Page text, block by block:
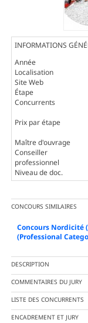
INFORMATIONS
Année
Localisation
Site Web
Étape
Concurrents
Prix par étape
Maître d'ouvrage
Conseiller
professionnel
Niveau de doc.
CONCOURS SIMILAIRES
Concours Nordicité
(Professional
DESCRIPTION
COMMENTAIRES DU JURY
LISTE DES CONCURRENTS
ENCADREMENT ET JURY